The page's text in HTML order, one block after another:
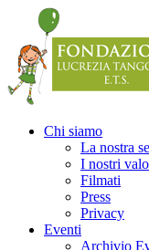
Chi siamo
La nostra
I nostri
Filmati
Press
Privacy
Eventi
Archivio
Precedente
Precedente
successivo
successivo